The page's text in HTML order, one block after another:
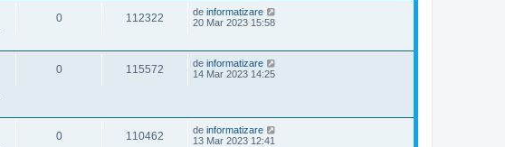
0 112322 de informatizare
20 Mar 2023 15:58
0 115572 de informatizare
14 Mar 2023 14:25
0 110462 de informatizare
13 Mar 2023 12:41